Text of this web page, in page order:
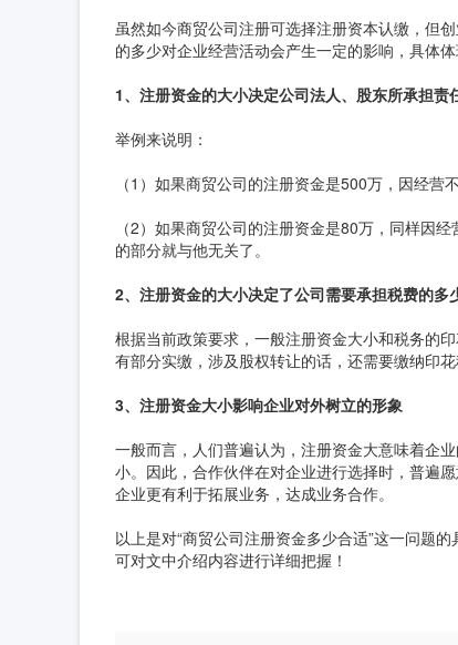
虽然如今商贸公司注册可选择注册资本认缴，但
的多少对企业经营活动会产生一定的影响，具体体
1、注册资金的大小决定公司法人、股东所承担责
举例来说明：
（1）如果商贸公司的注册资金是500万，因经
（2）如果商贸公司的注册资金是80万，同样因
的部分就与他无关了。
2、注册资金的大小决定了公司需要承担税费的多
根据当前政策要求，一般注册资金大小和税务的
有部分实缴，涉及股权转让的话，还需要缴纳印花
3、注册资金大小影响企业对外树立的形象
一般而言，人们普遍认为，注册资金大意味着企
小。因此，合作伙伴在对企业进行选择时，普遍
企业更有利于拓展业务，达成业务合作。
以上是对“商贸公司注册资金多少合适”这一问题
可对文中介绍内容进行详细把握！